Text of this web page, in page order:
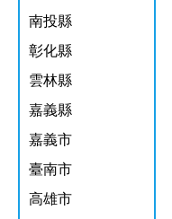
南投縣
彰化縣
雲林縣
嘉義縣
嘉義市
臺南市
高雄市